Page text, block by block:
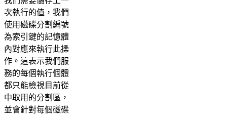
次執行的值，我們
使用磁碟分割編號
為索引鍵的記憶體
內對應來執行此操
作。這表示我們服
務的每個執行個體
都只能檢視目前從
中取用的分割區，
並會針對每個磁碟